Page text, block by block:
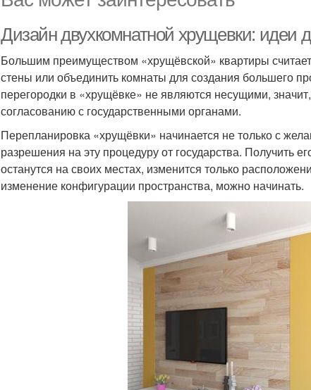
Дизайн двухкомнатной хрущевки: идеи
Большим преимуществом «хрущёвской» квартиры
стены или объединить комнаты для создания большего
перегородки в «хрущёвке» не являются несущими,
согласованию с государственными органами.
Перепланировка «хрущёвки» начинается не только с
разрешения на эту процедуру от государства. Получить
останутся на своих местах, изменится только
изменение конфигурации пространства, можно начинать.